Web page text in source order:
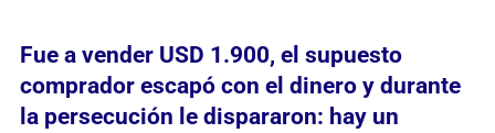
Fue a vender USD 1.900, el supuesto
comprador escapó con el dinero y durante
la persecución le dispararon: hay un